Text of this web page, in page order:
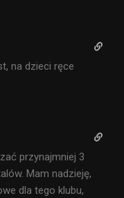
na dzieci ręce
przynajmniej 3
Mam nadzieję,
dla tego klubu,